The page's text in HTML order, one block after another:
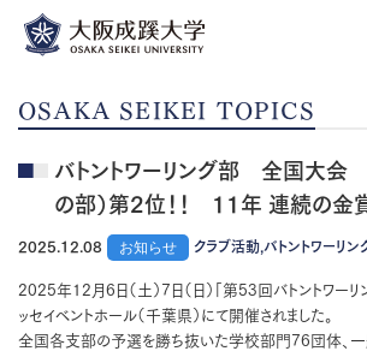
OSAKA SEIKEI TOPICS
バトントワーリング部 全国大会
の部）第2位！！ 11年 連続の金
2025.12.08 お知らせ クラブ活動,バトントワーリン
2025年12月6日（土）7日（日）「第53回バトントワー
ッセイベントホール（千葉県）にて開催されました。
全国各支部の予選を勝ち抜いた学校部門76団体、